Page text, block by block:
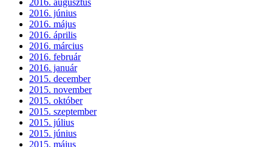
2016. június
2016. május
2016. április
2016. március
2016. február
2016. január
2015. december
2015. november
2015. október
2015. szeptember
2015. július
2015. június
2015. május